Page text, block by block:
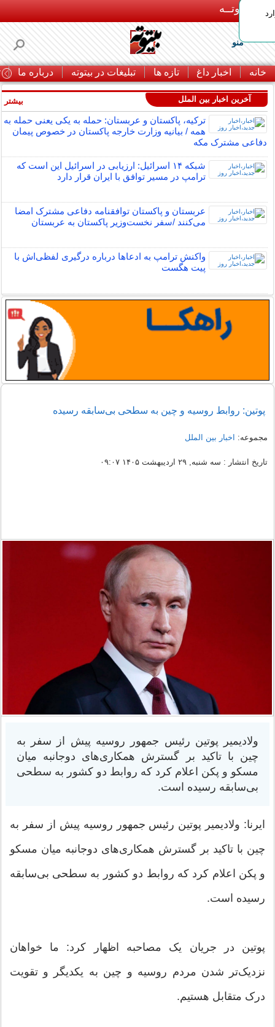
بـیتوتــه
منو
خانه اخبار داغ تازه ها تبلیغات در بیتوته درباره ما
آخرین اخبار بین الملل
ترکیه، پاکستان و عربستان: حمله به یکی یعنی حمله به
همه / بیانیه وزارت خارجه پاکستان در خصوص پیمان
دفاعی مشترک مکه
شبکه ۱۴ اسرائیل: ارزیابی در اسرائیل این است که
ترامپ در مسیر توافق با ایران قرار دارد
عربستان و پاکستان توافقنامه دفاعی مشترک امضا
می‌کنند /سفر نخست‌وزیر پاکستان به عربستان
واکنش ترامپ به ادعاها درباره درگیری لفظی‌اش با
پیت هگست
بیشتر
پوتین: روابط روسیه و چین به سطحی بی‌سابقه رسیده
مجموعه: اخبار بین الملل
تاریخ انتشار : سه شنبه, ۲۹ اردیبهشت ۱۴۰۵ ۰۹:۰۷
ولادیمیر پوتین رئیس جمهور روسیه پیش از سفر به
چین با تاکید بر گسترش همکاری‌های دوجانبه میان
مسکو و پکن اعلام کرد که روابط دو کشور به سطحی
بی‌سابقه رسیده است.
ایرنا: ولادیمیر پوتین رئیس جمهور روسیه پیش از سفر به
چین با تاکید بر گسترش همکاری‌های دوجانبه میان مسکو
و پکن اعلام کرد که روابط دو کشور به سطحی بی‌سابقه
رسیده است.
پوتین در جریان یک مصاحبه اظهار کرد: ما خواهان
نزدیک‌تر شدن مردم روسیه و چین به یکدیگر و تقویت
درک متقابل هستیم.